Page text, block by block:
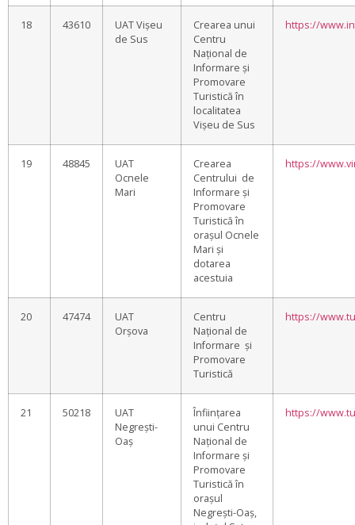
18 43610
UAT Vișeu
de Sus
Crearea unui
Centru
Național de
Informare și
Promovare
Turistică în
localitatea
Vișeu de Sus
https://
19 48845
UAT
Ocnele
Mari
Crearea
Centrului de
Informare și
Promovare
Turistică în
orașul Ocnele
Mari și
dotarea
acestuia
https://
20 47474
UAT
Orșova
Centru
Național de
Informare și
Promovare
Turistică
https://
21 50218
UAT
Negrești-
Oaș
Înființarea
unui Centru
Național de
Informare și
Promovare
Turistică în
orașul
Negrești-Oaș,
https://